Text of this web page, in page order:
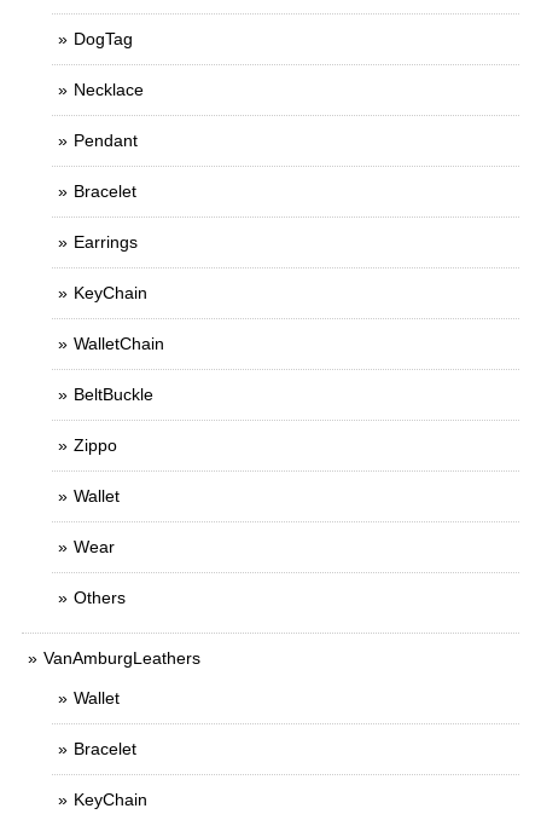
DogTag
Necklace
Pendant
Bracelet
Earrings
KeyChain
WalletChain
BeltBuckle
Zippo
Wallet
Wear
Others
VanAmburgLeathers
Wallet
Bracelet
KeyChain